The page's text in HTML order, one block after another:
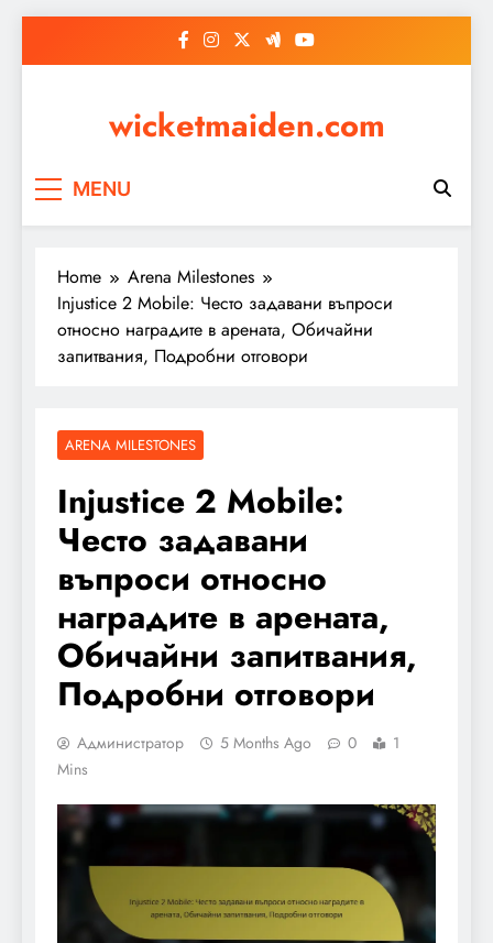
wicketmaiden.com
MENU
Home
Arena Milestones
Injustice 2 Mobile: Често задавани въпроси
относно наградите в арената, Обичайни
запитвания, Подробни отговори
ARENA MILESTONES
Injustice 2 Mobile:
Често задавани
въпроси относно
наградите в арената,
Обичайни запитвания,
Подробни отговори
Администратор 5 Months Ago 0
1
Mins